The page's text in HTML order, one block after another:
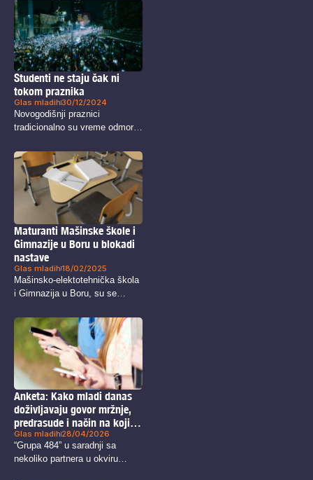
Studenti ne staju čak ni
tokom praznika
Glas mladih30/12/2024
Novogodišnji praznici
tradicionalno su vreme odmora,
Maturanti Mašinske škole i
Gimnazije u Boru u blokadi
nastave
Glas mladih18/02/2025
Mašinsko-elektotehnička škola
i Gimnazija u Boru, su se
Anketa: Kako mladi danas
doživljavaju govor mržnje,
predrasude i način na koji se
u društvu govori o prošlosti?
Glas mladih 28/04/2026
“Grupa 484” u saradnji sa
nekoliko partnera u okviru